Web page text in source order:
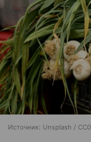
Источник: Unsplash / CC0